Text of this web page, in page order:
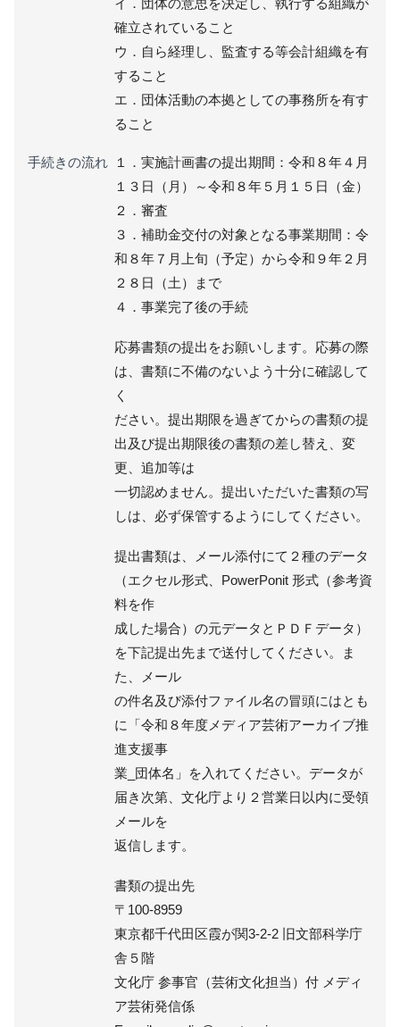
確立されていること
ウ．自ら経理し、監査する等会計組織を有
すること
エ．団体活動の本拠としての事務所を有す
ること
手続きの流れ
１．実施計画書の提出期間：令和８年４月
１３日（月）～令和８年５月１５日（金）
２．審査
３．補助金交付の対象となる事業期間：令
和８年７月上旬（予定）から令和９年２月
２８日（土）まで
４．事業完了後の手続
応募書類の提出をお願いします。応募の際
は、書類に不備のないよう十分に確認して
く
ださい。提出期限を過ぎてからの書類の提
出及び提出期限後の書類の差し替え、変
更、追加等は
一切認めません。提出いただいた書類の写
しは、必ず保管するようにしてください。
提出書類は、メール添付にて２種のデータ
（エクセル形式、PowerPonit 形式（参考資
料を作
成した場合）の元データとＰＤＦデータ）
を下記提出先まで送付してください。ま
た、メール
の件名及び添付ファイル名の冒頭にはとも
に「令和８年度メディア芸術アーカイブ推
進支援事
業_団体名」を入れてください。データが
届き次第、文化庁より２営業日以内に受領
メールを
返信します。
書類の提出先
〒100-8959
東京都千代田区霞が関3-2-2 旧文部科学庁
舎５階
文化庁 参事官（芸術文化担当）付 メディ
ア芸術発信係